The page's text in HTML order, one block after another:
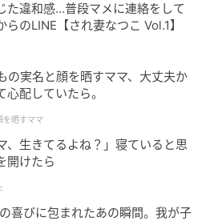
た違和感…普段マメに連絡をして
らのLINE【され妻なつこ Vol.1】
実名と顔を晒すママ、大丈夫か
心配していたら。
を晒すママ
生きてるよね？」寝ていると思
開けたら
びに包まれたあの瞬間。我が子